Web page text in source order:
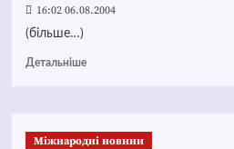
16:02 06.08.2004
(більше…)
Детальніше
Міжнародні новини